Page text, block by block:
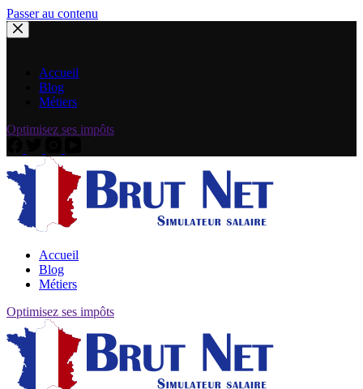
Passer au contenu
Accueil
Blog
Métiers
Optimisez ses impôts
Accueil
Blog
Métiers
Optimisez ses impôts